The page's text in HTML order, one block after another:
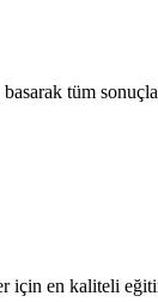
tüm
en kaliteli